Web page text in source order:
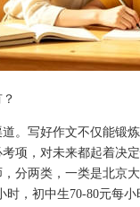
。写好作文不仅能锻
项，对未来都起着决
分两类，一类是北京
时，初中生70-80元每